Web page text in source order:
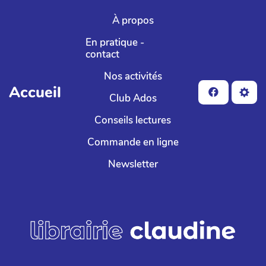
Aller au contenu principal
Accueil
À propos
En pratique -
contact
Nos activités
Club Ados
Conseils lectures
Commande en ligne
Newsletter